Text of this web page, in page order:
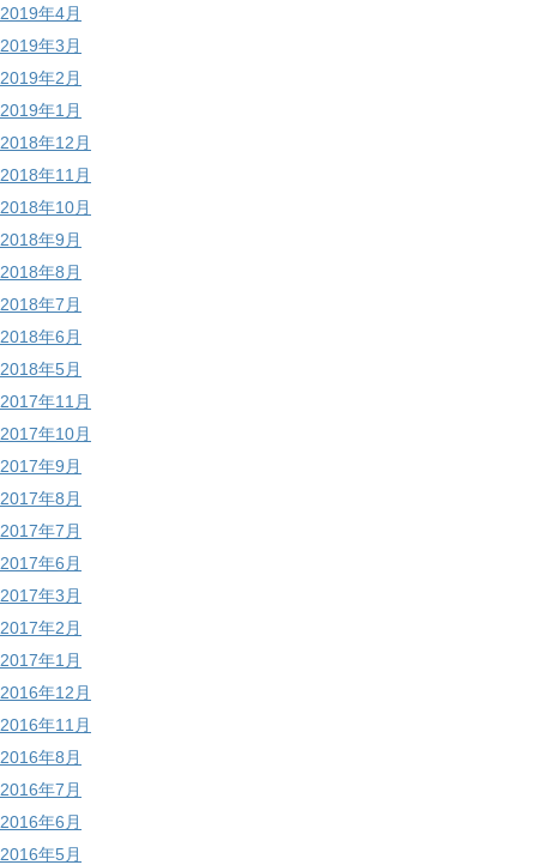
2019年4月
2019年3月
2019年2月
2019年1月
2018年12月
2018年11月
2018年10月
2018年9月
2018年8月
2018年7月
2018年6月
2018年5月
2017年11月
2017年10月
2017年9月
2017年8月
2017年7月
2017年6月
2017年3月
2017年2月
2017年1月
2016年12月
2016年11月
2016年8月
2016年7月
2016年6月
2016年5月